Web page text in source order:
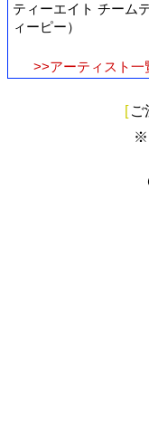
ティーエイト チーム
ィーピー）
>>アーティスト一
[ ご
※